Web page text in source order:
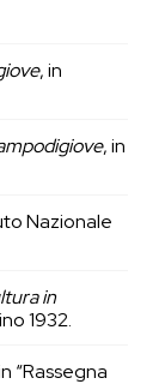
, in
, in
Nazionale
in
1932.
“Rassegna